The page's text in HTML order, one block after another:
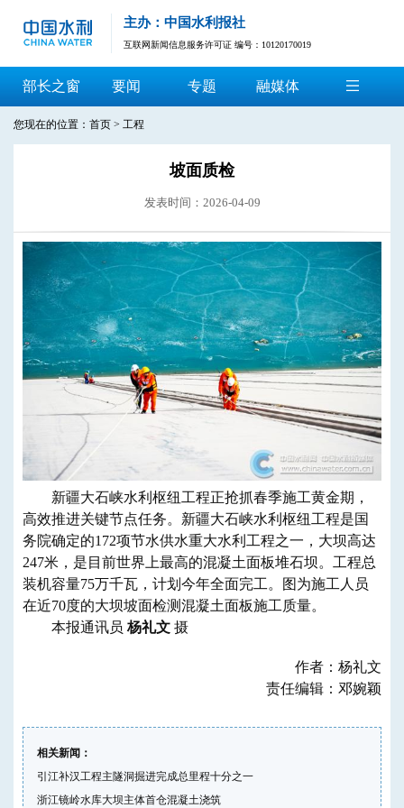
主办：中国水利报社
互联网新闻信息服务许可证 编号：10120170019
部长之窗 要闻 专题 融媒体
您现在的位置： 首页 > 工程
坡面质检
发表时间：2026-04-09
新疆大石峡水利枢纽工程正抢抓春季施工黄金期，
高效推进关键节点任务。新疆大石峡水利枢纽工程是国
务院确定的172项节水供水重大水利工程之一，大坝高达
247米，是目前世界上最高的混凝土面板堆石坝。工程总
装机容量75万千瓦，计划今年全面完工。图为施工人员
在近70度的大坝坡面检测混凝土面板施工质量。
本报通讯员 杨礼文 摄
作者：杨礼文
责任编辑：邓婉颖
相关新闻：
引江补汉工程主隧洞掘进完成总里程十分之一
浙江镜岭水库大坝主体首仓混凝土浇筑